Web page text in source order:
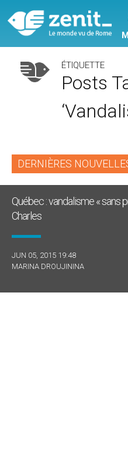
ÉTIQUETTE
Posts
DERNIÈRES
Québec : vandalisme « sans
Charles
JUN 05, 2015 19:48
MARINA DROUJININA